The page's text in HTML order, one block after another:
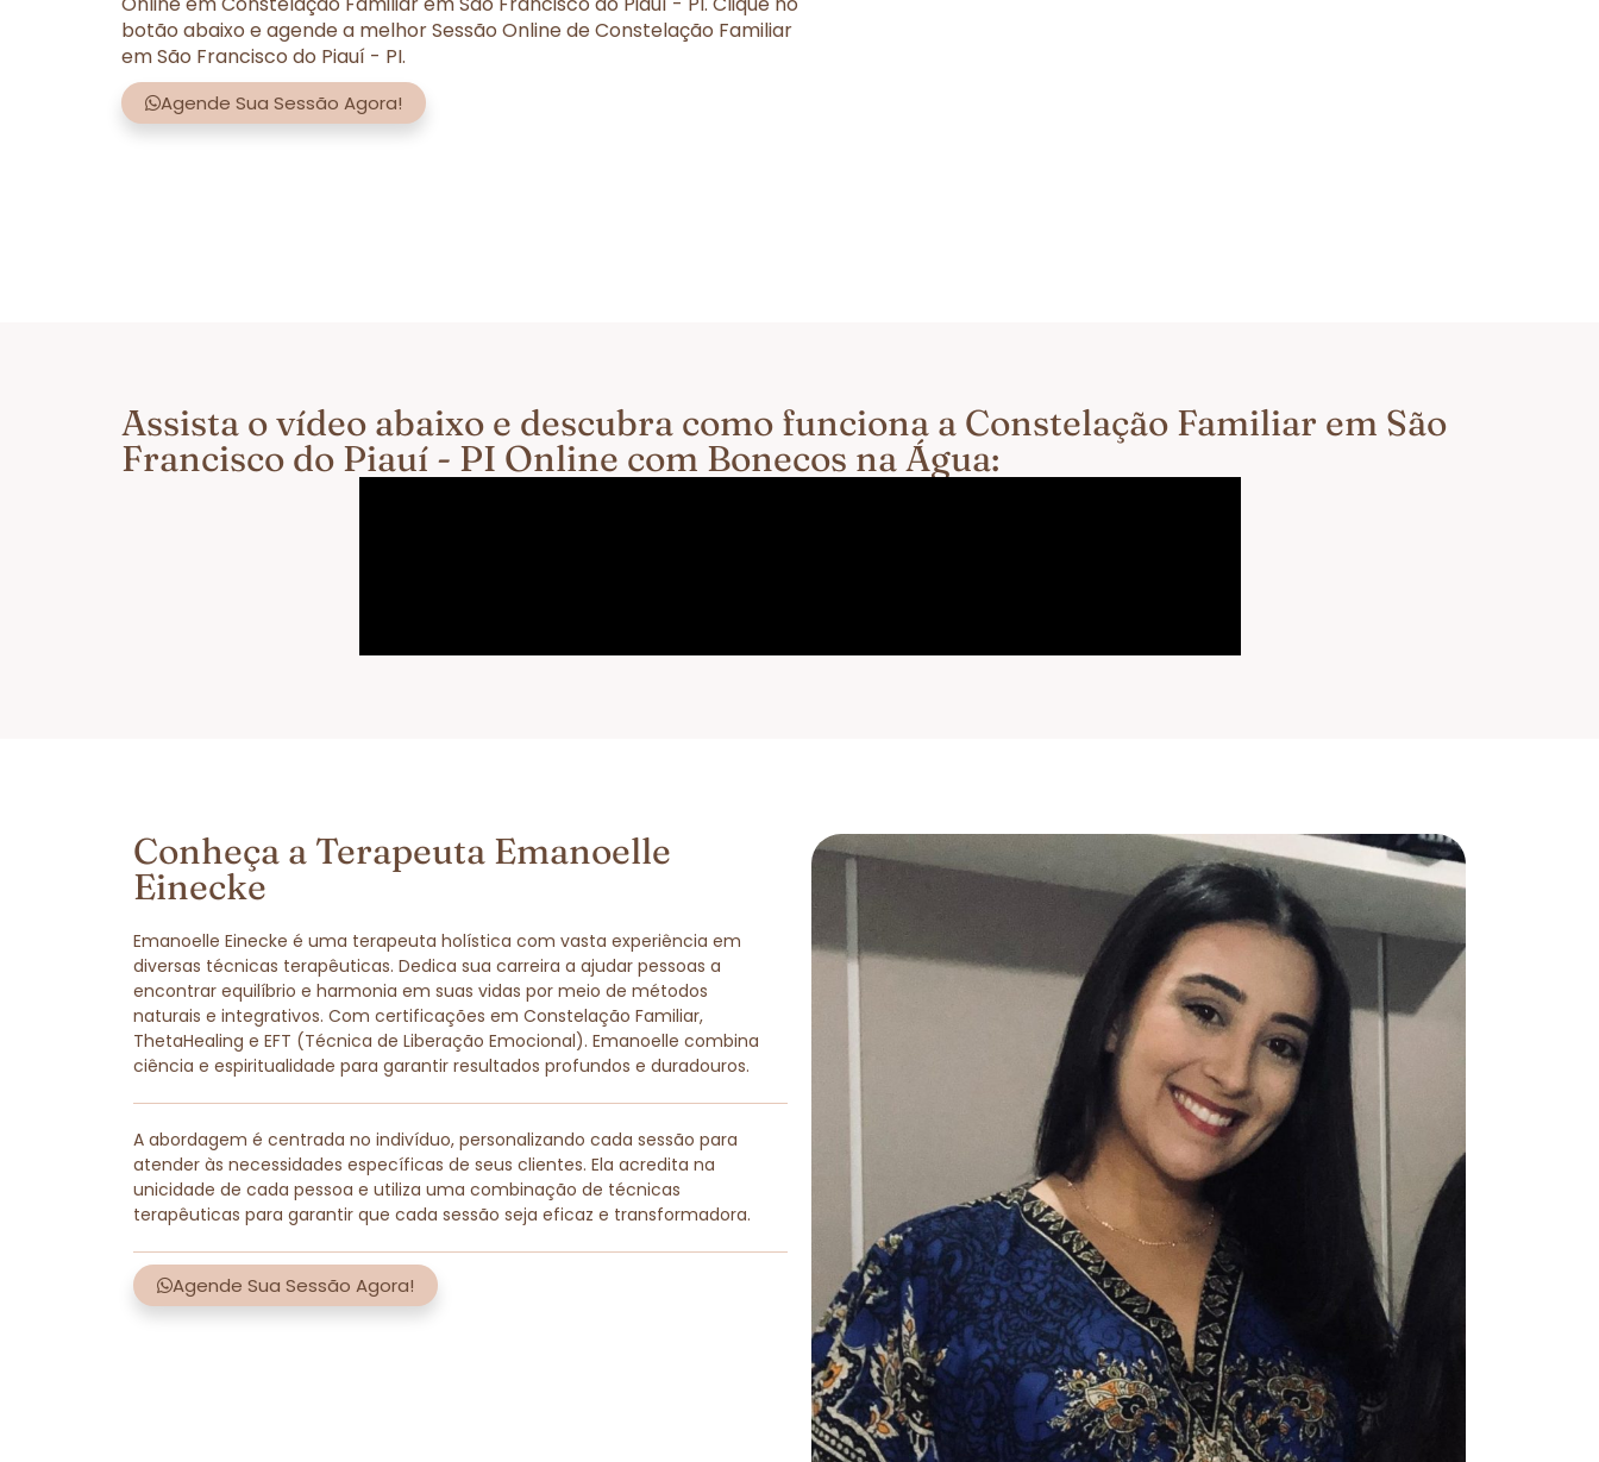
botão abaixo e agende a melhor Sessão Online de Constelação Familiar
em São Francisco do Piauí - PI.
Agende Sua Sessão Agora!
Assista o vídeo abaixo e descubra como funciona a Constelação Familiar em São
Francisco do Piauí - PI Online com Bonecos na Água:
Conheça a Terapeuta Emanoelle
Einecke
Emanoelle Einecke é uma terapeuta holística com vasta experiência em
diversas técnicas terapêuticas. Dedica sua carreira a ajudar pessoas a
encontrar equilíbrio e harmonia em suas vidas por meio de métodos
naturais e integrativos. Com certificações em Constelação Familiar,
ThetaHealing e EFT (Técnica de Liberação Emocional). Emanoelle combina
ciência e espiritualidade para garantir resultados profundos e duradouros.
A abordagem é centrada no indivíduo, personalizando cada sessão para
atender às necessidades específicas de seus clientes. Ela acredita na
unicidade de cada pessoa e utiliza uma combinação de técnicas
terapêuticas para garantir que cada sessão seja eficaz e transformadora.
Agende Sua Sessão Agora!